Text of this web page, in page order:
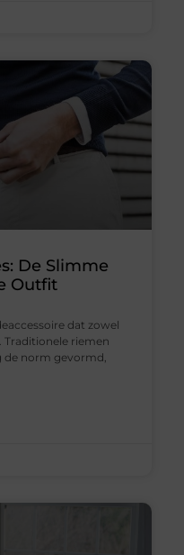
De Slimme
Outfit
dat zowel
Traditionele riemen
de norm gevormd,